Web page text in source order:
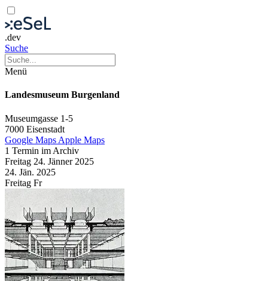
.dev
Suche
Menü
Landesmuseum Burgenland
Museumgasse 1-5
7000 Eisenstadt
Google Maps Apple Maps
1 Termin im Archiv
Freitag 24. Jänner 2025
24. Jän. 2025
Freitag Fr